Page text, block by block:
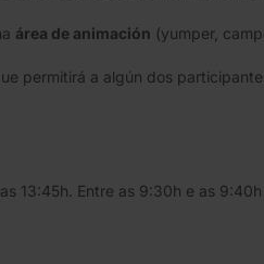
área de animación (yumper,
permitirá a algún dos
13:45h. Entre as 9:30h e as